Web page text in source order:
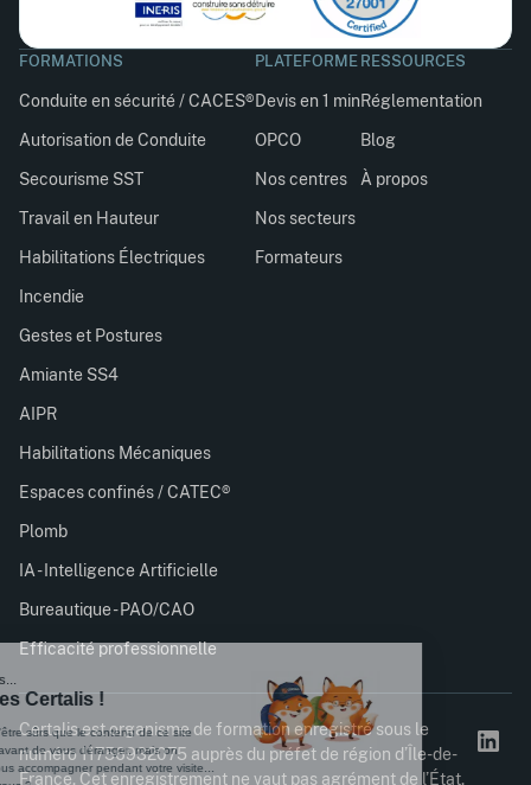
FORMATIONS
Conduite en sécurité / CACES®
Autorisation de Conduite
Secourisme SST
Travail en Hauteur
Habilitations Électriques
Incendie
Gestes et Postures
Amiante SS4
AIPR
Habilitations Mécaniques
Espaces confinés / CATEC®
Plomb
IA - Intelligence Artificielle
Bureautique - PAO/CAO
Efficacité professionnelle
PLATEFORME
Devis en 1 min
OPCO
Nos centres
Nos secteurs
Formateurs
RESSOURCES
Réglementation
Blog
À propos
Certalis est organisme de formation enregistré sous le
numéro 11756932075 auprès du préfet de région d’Île-de-
France. Cet enregistrement ne vaut pas agrément de l’État.